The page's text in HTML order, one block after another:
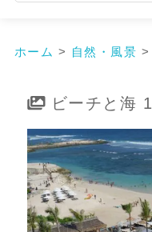
ホーム > 自然・風景 >
ビーチと海 1